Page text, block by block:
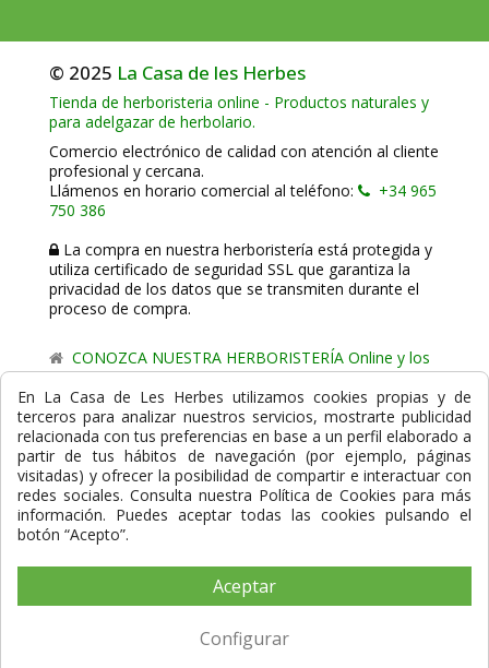
© 2025 La Casa de les Herbes
Tienda de herboristeria online - Productos naturales y
para adelgazar de herbolario.
Comercio electrónico de calidad con atención al cliente
profesional y cercana.
Llámenos en horario comercial al teléfono:
+34 965
750 386
La compra en nuestra herboristería está protegida y
utiliza certificado de seguridad SSL que garantiza la
privacidad de los datos que se transmiten durante el
proceso de compra.
CONOZCA NUESTRA HERBORISTERÍA Online y los
comercio de proximidad de La Casa de les Herbes.
Powered byGesdi.com E-Commerce - Tiendas online
profesionales y seguras
Formas de Pago
Compra Segura
En La Casa de Les Herbes utilizamos cookies propias y de
terceros para analizar nuestros servicios, mostrarte publicidad
relacionada con tus preferencias en base a un perfil elaborado a
partir de tus hábitos de navegación (por ejemplo, páginas
visitadas) y ofrecer la posibilidad de compartir e interactuar con
redes sociales. Consulta nuestra Política de Cookies para más
información. Puedes aceptar todas las cookies pulsando el
botón “Acepto”.
Aceptar
Configurar